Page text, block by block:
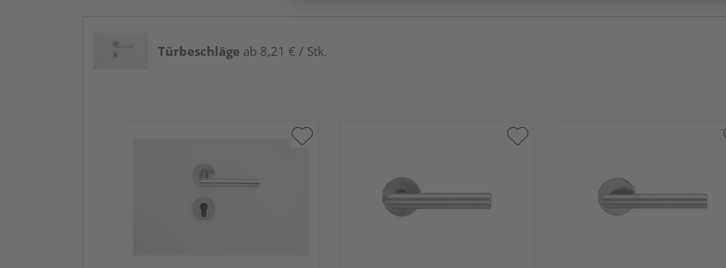
Türbeschläge ab 8,21 € / Stk.